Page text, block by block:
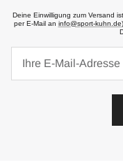
Deine Einwilligung zum Versand
per E-Mail an info@sport-kuhn.de